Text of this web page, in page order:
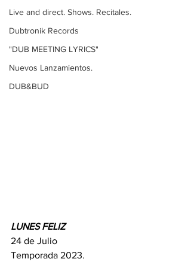
Live and direct. Shows. Recitales.
Dubtronik Records
"DUB MEETING LYRICS"
Nuevos Lanzamientos.
DUB&BUD
LUNES FELIZ
24 de Julio
Temporada 2023.